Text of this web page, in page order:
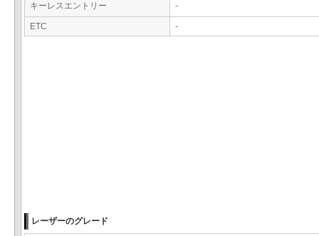
キーレスエントリー -
ETC -
レーザーのグレード